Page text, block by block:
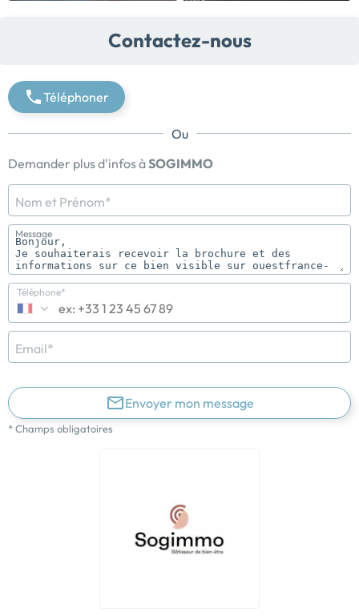
Contactez-nous
Téléphoner
Ou
Demander plus d'infos àSOGIMMO
Nom et Prénom*
Message
Téléphone*
Email*
Envoyer mon message
* Champs obligatoires